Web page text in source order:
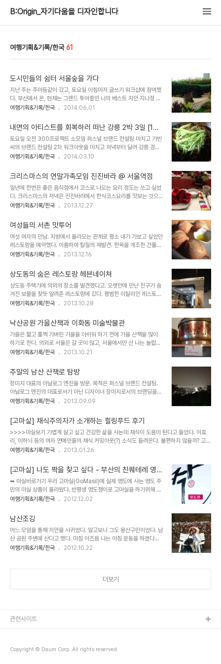
B:Origin_자기다움을 디자인합니다
여행기획&기록/한국 61
도시민들의 쉼터 서울숲을 가다
지난 주는 주마등같이 갔고, 토요일 아침마저 글쓰기 워크샵에 참여했
다. 부산에서 온, 현재는 그랜드 투어중인 나의 베스트 지인 지나정 과
함께 토요일를 함께 보냈다.주말까지 머리를 팡팡 쓰고 나니 우리에게
며 늦은 오후 어디를 갈것인가를 고민했다. 서울숲. 거기 가자. 물론 서
울숲을 가는 여정은 험난했다. 주말의 트래픽 잼과 초보 운전자, 과묵
한 네비게이션, 그리고 서울지리를 모르는 동반자의 조합이랄까. 공덕
에서 서울숲까지 한시간은 넘게 걸린 듯. 주차장에 차를 대는 순간 고
생의 기억은 날아간다.도심 속의 녹색이라니. 빽빽하게 들어찬 빌딩이
다. 피크닉 코스프레를 빼놓을 수 ..
여행기획&기록/한국 2014.06.01
내면의 아티스트를 회복하러 떠난 강릉 2박 3일 [1탄]
- 일하며, 먹으며, 즐기며...
토요일 오전 300프로젝트 소모임 퍼스널 브랜드 컨설팅 마치고 가빈
씨의 브랜드 컨설팅 2차 워크아웃을 마치고 저녁부터 달려 강릉 경포
대로 달렸다. 일정이 많았던 주말이다. 강원도에 미팅이 있는 데 하루
내가 요새 감각이 떨어지는 경향이 높아서 아티스틱함을 어서 회복하
자는 취지에서 지식소통 조연심 대표님이 배려해주었다. 솔향 온천의
해수사우나에서 일박 하기로 한다.여행가이자 사업가 캘커타커뮤니케
이션 고윤환 대표님의 강력추천이었다. 평일엔 회사 꾸리고 주말 2박
3일은 강원도 사천의 집에서 보낸다는 멋진 라이프를 실현중이다.이
랐다. 아침에 숫가마에서 땀을 쫙쫙 뽑고, 또 자다..
여행기획&기록/한국 2014.03.10
크리스마스의 연말가족모임 진진바라 @ 서울역점
일년에 한번은 좋은 음식점에서 코스로 나오는 요리 정도는 쏘고 싶었
다. 크리스마스의 저녁은 진진바라에서 한식코스요리를 맛보는 것으
로. 한동안 가족 외식 하면 한우집 이런데를 갔다. 그러나 어느순간부
선택의 기준에서 '고깃집'은 일차적으로 제한다. 고기를 먹는 것이 외
식의 목적이 될 순 없다. 일단 온 몸에서 '나 고기 먹었소'라고 발설하
는 상황이 싫고. 누군가는 쉼없이 고기를 뒤집어야 하고, (주로 모친이
된다.) 고기의 굽기 정도에 따라 음식섭취시간이 조정되는게 맘에 안
든다. (고기가 익는 동안은 모두 불판을 쳐다보고, 고기가 탈까봐 집어
돈 내는 사람이 장소 선택권이 쥐..
여행기획&기록/한국 2013.12.27
여성들의 서촌 맛투어
여섯 여자의 만남. 지방에서 올라오는 관계로 평소 내가 가보고 싶었던
레스토랑을 예약했다. 이름하여 칼질의 재발견. 한옥을 개조한 건물에
서양식 스테이크가 나온다길래 그 특이함에 덜컥 예약했으나....이내
보그와 대화한 듯. 2. 저온 숙성 요리기법이라는데 정체를 모르겠다.
3. 양이 아주~~ 적다. 돌이켜보니 이곳에에서 가장 만족스러웠던 메
뉴가 빵이다. 빵. 직접 만드는 빵, 속이 꼭꼭 여물어서 따끈하게 나오는
데 감동적이기까지 하다. 스테이크 양이 터무니 없이 적어 불만일 때,
더 달라고 하면 더 준다. 양심은 있다. 두번째로 만족스런 샐러드. ㅜㅜ
온다. 저온 ..
여행기획&기록/한국 2013.12.16
상도동의 숨은 레스토랑 헤븐네이쳐
상도동 주택가에 의외의 장소를 발견했다고. 오랫만에 만난 친구가 숨
겨진 보물을 찾듯 알려준 레스토랑에 갔다. 평범한 이탈리안 레스토랑
같아 스파게티를 먹어야겠다고 마음먹었는데, 친구가 나에게 사주고
데 테이블 위에 불판을 놓고 각종 재료를 구워먹는다. 코팅된 판이라
눌어붙지 않고 잘 떨어진다. 여기서 라클렛은 좍좍 늘어난다는 뜻으로
치즈가 늘어지는 걸 표현한다고. 한번 삶은 감자에 녹인 치즈를 얹어
먹는거라고 한다. 빵 조각 위에 얹어먹기도 하고. 어찌보면 구절판같기
도 하고, 물없는 샤브샤브 같기도 한. 냉장고에 있는 어떤 재료든 썰어
를 들여왔지만, 실제 스위스 가정에는 ..
여행기획&기록/한국 2013.10.28
낙산공원 가을산책과 이화동 미술박물관
가을은 짧고 훌쩍 가버린 가을을 아쉬워 하기 전에 가을 산책을 많이
하기로 한다. 의외로 서울은 갈 곳이 많고, 서울에서만 산 나는 놀랍게
도 가본 곳이 많지 않다. 낙산공원 성곽길을 걸어보기로 한다. 동대문
유명하다고 들어본 이화동도 있다. 티켓값이 1천원을 무려 7군데의 갤
러리를 돌수 있다. 생활사를 둘러볼수 있는 갤러리였다. 어디선가 들어
는 본 듯한 물건들이 정겹다. 인상깊었던 작업. 디지털과 아날로그의
만남. 이화동의 추억을 담은 인터뷰를 보기 위해선 전화기의 다이얼을
돌려야 한다. 이렇게 건축가 승효상씨의 추억과, 동숭 정육점 사장 조
어릴적 꼬맹이들과의 추억도 ..
여행기획&기록/한국 2013.10.21
주말의 남산 산책로 탐방
장미지 대표의 아날로그 엔진을 방문. 목적은 퍼스널 브렌드 컨설팅.
아날로그 엔진의 대표로서가 아닌 디자이너 장미지로서의 브랜딩을
만들어가기 위한 미팅이었다. 배도 출출한데 촉촉한 '필동 족발'어때?
상추, 깻잎을 싸먹는다. 충무로 필동 부근에 자리잡은 사무실 뒷동산에
'남산'이 있었다. 쫙 뻗은 산책로에 피톤치드 힐링이 될 정도 마음같아
선 저 이정표를 따라 어디라도 가고 싶었으나, 체력이 매우 short한
지라 얼른 내려온다. 그렇게 간 곳은 '필동 해물' 그렇다. '필동 족발'
맞은 편에 있다. 데친 문어에 소라, 깔아놓은 미나리에 싸써 시뻘건 초
번으로 끝내려 ..
여행기획&기록/한국 2013.09.09
[고마실] 채식주의자가 소개하는 힐링푸드 후기
>>>>마실보기 가볍게 살고 싶고 건강한 삶을 사는데 채식이 도움이 된다고 들었다. 이효
리, 이하늬 등의 여자 연예인들의 채식 커밍아웃(?) 소식도 들려온다. 불편하지 않을까? 고기
를 못먹는건 불행하지 않을까? 이런 원초적인 질문과 함께 채식의 세계가 궁금해졌다. 궁금
사들의 모임 베지닥터 오거나이저 - 대안의료 홍보 회사 메디브랜드 연구소장 마실러 보라
양이 추천하는 채식전문레스토랑 효소애. 워낙 인기가 많아 자리가 없을 때도 많아 마실러가
미리 예약을 해두었다. 전반적으로 음식이 맛깔스럽고 짜지 않아 좋았다. 달걀로 만든 마요
네즈 대신 두유로 만든 마요네즈로 버무린 샐러드는 특유의 느끼함 대신 산뜻함. 식물성 재
료로..
여행기획&기록/한국 2013.01.26
[고마실] 나도 짝을 찾고 싶다 - 부산의 친퀘테레 영도
편
➥ 마실바로가기 우리 고마실(GoMasil)에 실제 영도에 사는 영도 주
민의 마실 상품이 올라왔다. 반평생 영도쟁이로 고마실을 하기위해 다
시금 자신이 사는 곳 영도의 매력을 깨달았다는 마실러 박정은양. 그녀
자와 메일을 받고 화창한 토요일 아침 10시에 남포역 8번 출구에서
미팅을 가졌다. 이미 마실러가 나와있었고 곧 나를 비롯 오늘의 고객
즉, 마실이들이 하나둘 모여들기 시작한다. 지금부터는 전지적 작가 관
찰자 시점으로 기록하겠다. 남자 1호 - 30대 후반, 중국관련 무역업으
로 업종 전환. 한달 가량 머리를 식히며 사업구상을 하려함. 부산 토박
여행기획&기록/한국 2012.12.02
남산조깅
어느 모임을 통해 지인을 사귀었다. 알고보니 그도 용산구민이었다. 남
산 공원 주변에 산다고 했다. 마침 이즈음 나는 아침 운동을 하겠다고
며칠 바득거렸다. 이대로 겨울이 되면 운동은 하지 않을것이라며. 가뜩
인은 남산 조깅코스를, 나는 용산 전쟁기념관에서 최선을 다하기로 했
며칠 후에는 기세 좋게 전쟁..
여행기획&기록/한국 2012.10.22
더보기
Copyright © Daum Corp. All rights reserved.
관련사이트